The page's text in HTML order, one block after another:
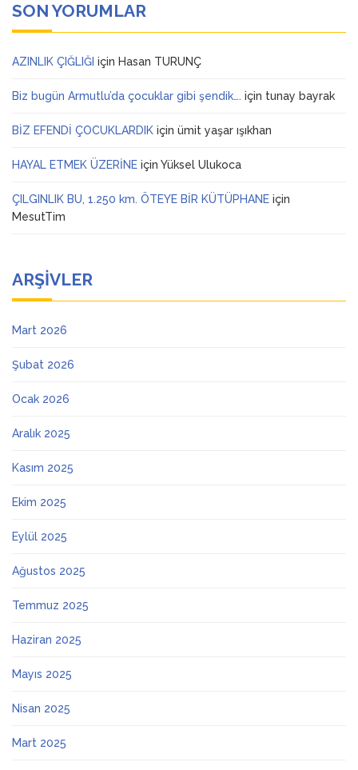
SON YORUMLAR
AZINLIK ÇIĞLIĞI için Hasan TURUNÇ
Biz bugün Armutlu’da çocuklar gibi şendik…. için tunay bayrak
BİZ EFENDİ ÇOCUKLARDIK için ümit yaşar ışıkhan
HAYAL ETMEK ÜZERİNE için Yüksel Ulukoca
ÇILGINLIK BU, 1.250 km. ÖTEYE BİR KÜTÜPHANE için
MesutTim
ARŞIVLER
Mart 2026
Şubat 2026
Ocak 2026
Aralık 2025
Kasım 2025
Ekim 2025
Eylül 2025
Ağustos 2025
Temmuz 2025
Haziran 2025
Mayıs 2025
Nisan 2025
Mart 2025